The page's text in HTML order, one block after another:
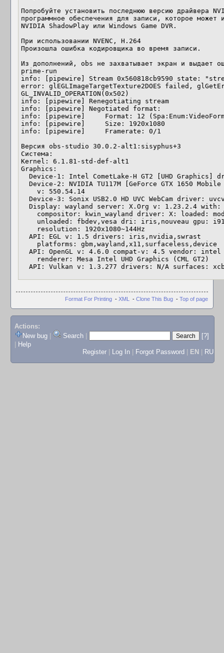
Попробуйте установить последнюю версию драйвера
программное обеспечения для записи, которое может
NVIDIA ShadowPlay или Windows Game DVR.
При использовании NVENC, H.264
Произошла ошибка кодировщика во время записи.
Из дополнений, obs не захватывает экран и выдает
prime-run
info: [pipewire] Stream 0x560818cb9590 state:
error: glEGLImageTargetTexture2DOES failed,
GL_INVALID_OPERATION(0x502)
info: [pipewire] Renegotiating stream
info: [pipewire] Negotiated format:
info: [pipewire]     Format: 12
info: [pipewire]     Size: 1920x1080
info: [pipewire]     Framerate: 0/1
Версия obs-studio 30.0.2-alt1:sisyphus+3
Система:
Kernel: 6.1.81-std-def-alt1
Graphics:
API: Vulkan v: 1.3.277 drivers: N/A surfaces:
Format For Printing - XML - Clone This Bug - Top of page
Actions:
New bug
Search
[?]
Help
Register
Log In Forgot Password EN RU